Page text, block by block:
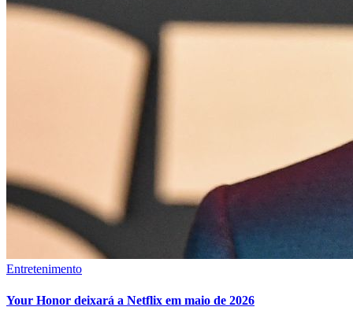
Entretenimento
Your Honor deixará a Netflix em maio de 2026